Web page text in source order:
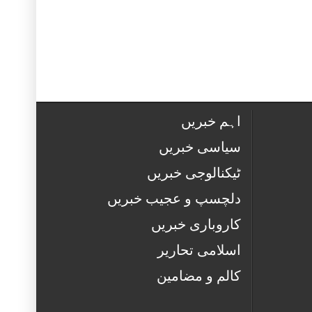
اہم خبریں
سیاسی خبریں
ٹیکنالوجی خبریں
دلچسپ و عجیب خبریں
کاروباری خبریں
اسلامی تحاریر
کالم و مضامین